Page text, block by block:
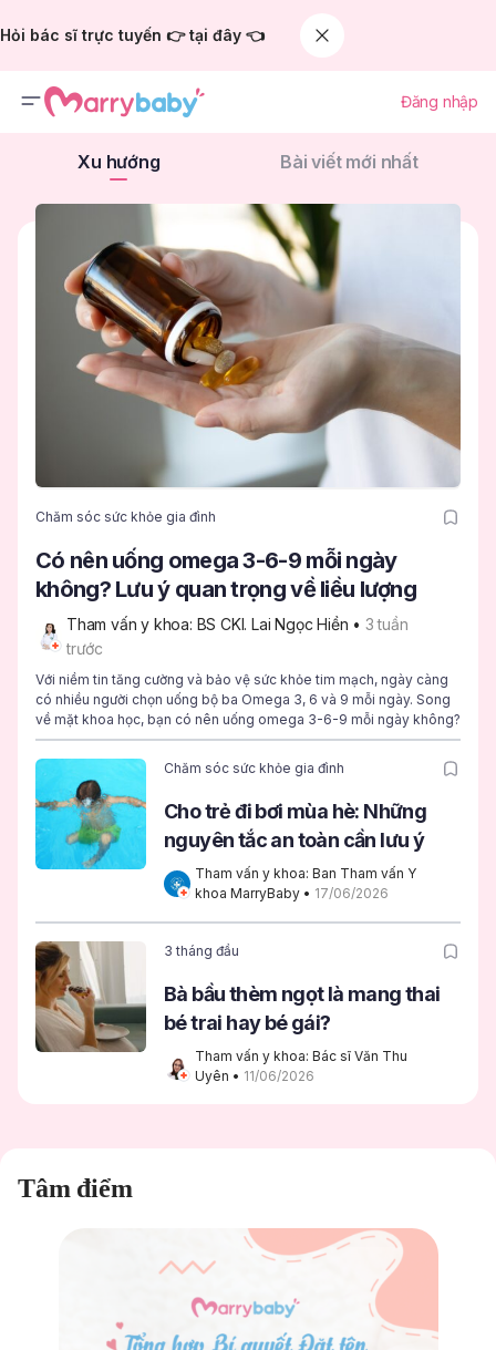
Hỏi bác sĩ trực tuyến 👉 tại đây 👈
Đăng nhập
Xu hướng Bài viết mới nhất
Chăm sóc sức khỏe gia đình
Có nên uống omega 3-6-9 mỗi ngày
không? Lưu ý quan trọng về liều lượng
Tham vấn y khoa: BS CKI. Lai Ngọc Hiền • 3 tuần
trước
Với niềm tin tăng cường và bảo vệ sức khỏe tim mạch, ngày càng
có nhiều người chọn uống bộ ba Omega 3, 6 và 9 mỗi ngày. Song
về mặt khoa học, bạn có nên uống omega 3-6-9 mỗi ngày không?
Chăm sóc sức khỏe gia đình
Cho trẻ đi bơi mùa hè: Những
nguyên tắc an toàn cần lưu ý
Tham vấn y khoa: Ban Tham vấn Y
khoa MarryBaby • 17/06/2026
3 tháng đầu
Bà bầu thèm ngọt là mang thai
bé trai hay bé gái?
Tham vấn y khoa: Bác sĩ Văn Thu
Uyên • 11/06/2026
Tâm điểm